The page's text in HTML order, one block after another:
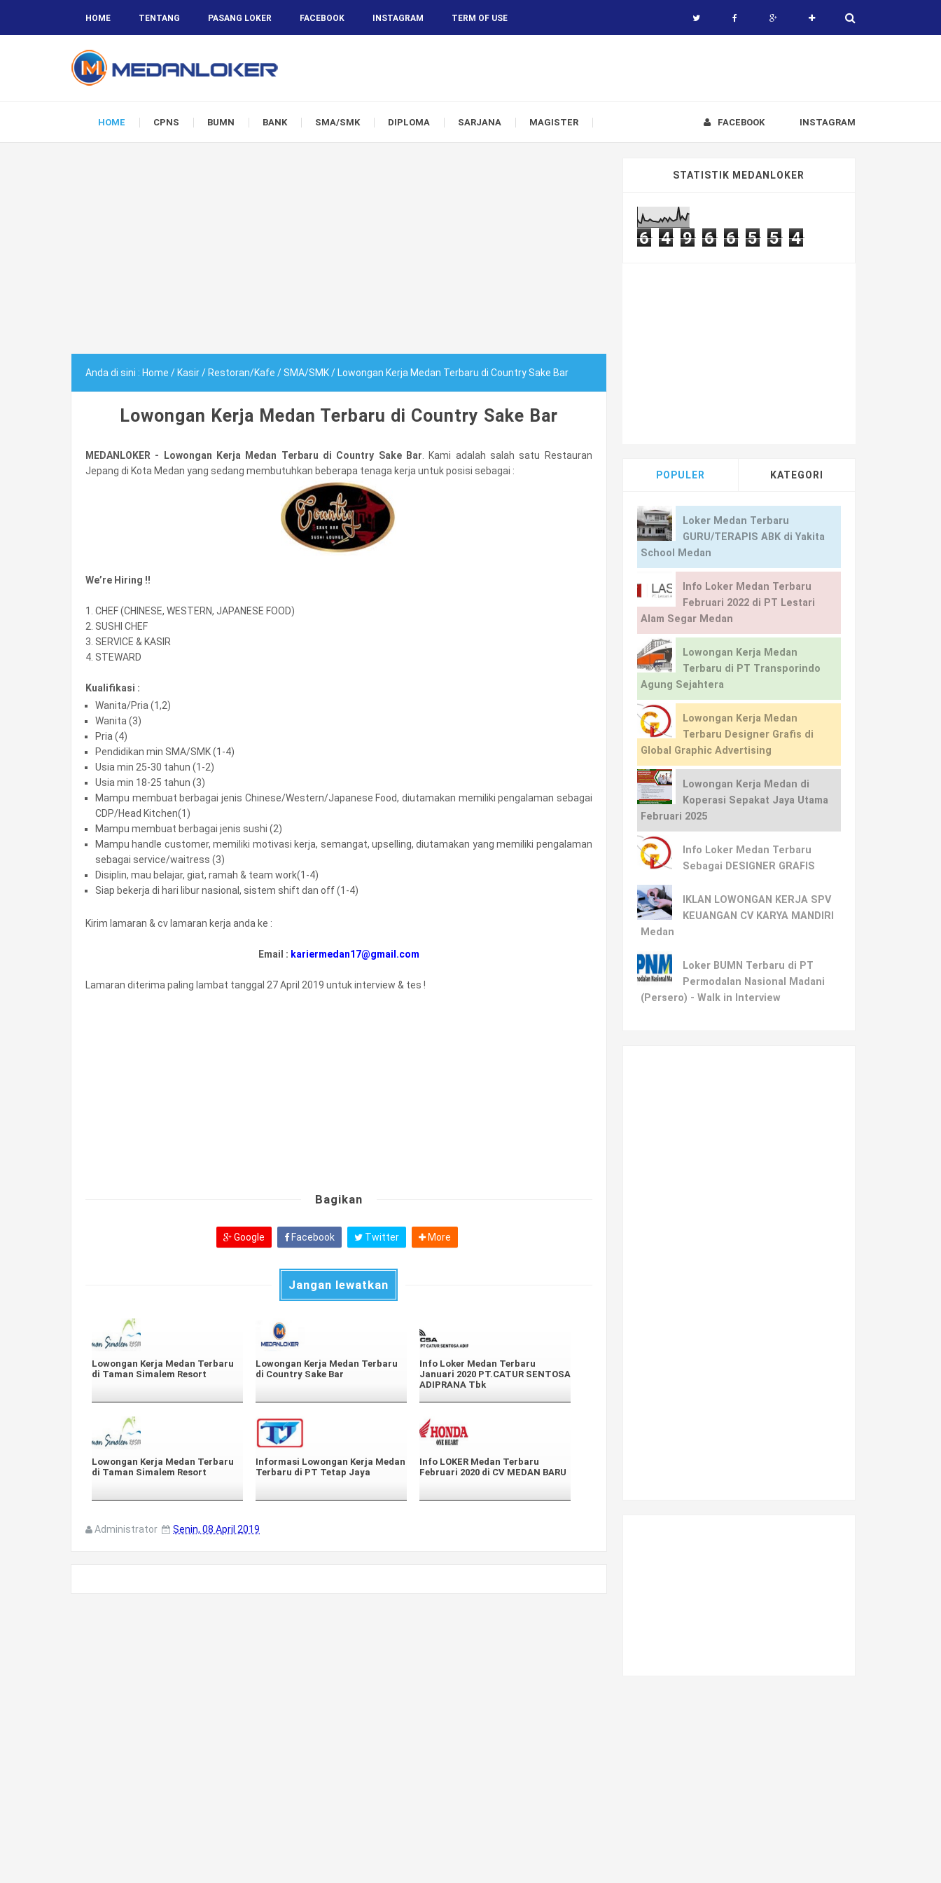
HOME TENTANG PASANG LOKER FACEBOOK INSTAGRAM TERM OF USE
HOME CPNS BUMN BANK SMA/SMK DIPLOMA SARJANA MAGISTER INSTAGRAM
FACEBOOK
Anda di sini : Home / Kasir/ Restoran/Kafe /SMA/SMK/ Lowongan Kerja Medan Terbaru di Country Sake Bar
Lowongan Kerja Medan Terbaru di Country Sake Bar
MEDANLOKER - Lowongan Kerja Medan Terbaru di Country Sake Bar . Kami adalah salah satu Restauran
Jepang di Kota Medan yang sedang membutuhkan beberapa tenaga kerja untuk posisi sebagai :
We’re Hiring !!
1. CHEF (CHINESE, WESTERN, JAPANESE FOOD)
2. SUSHI CHEF
3. SERVICE & KASIR
4. STEWARD
Kualifikasi :
Wanita/Pria (1,2)
Wanita (3)
Pria (4)
Pendidikan min SMA/SMK (1-4)
Usia min 25-30 tahun (1-2)
Usia min 18-25 tahun (3)
Mampu membuat berbagai jenis Chinese/Western/Japanese Food, diutamakan memiliki pengalaman sebagai
CDP/Head Kitchen(1)
Mampu membuat berbagai jenis sushi (2)
Mampu handle customer, memiliki motivasi kerja, semangat, upselling, diutamakan yang memiliki pengalaman
sebagai service/waitress (3)
Disiplin, mau belajar, giat, ramah & team work(1-4)
Siap bekerja di hari libur nasional, sistem shift dan off (1-4)
Kirim lamaran & cv lamaran kerja anda ke :
Email : kariermedan17@gmail.com
Lamaran diterima paling lambat tanggal 27 April 2019 untuk interview & tes !
Bagikan
Google Facebook Twitter More
Jangan lewatkan
Lowongan Kerja Medan Terbaru
di Taman Simalem Resort
Lowongan Kerja Medan Terbaru
di Country Sake Bar
Info Loker Medan Terbaru
Januari 2020 PT.CATUR SENTOSA
ADIPRANA Tbk
Lowongan Kerja Medan Terbaru
di Taman Simalem Resort
Informasi Lowongan Kerja Medan
Terbaru di PT Tetap Jaya
Info LOKER Medan Terbaru
Februari 2020 di CV MEDAN BARU
Administrator Senin, 08 April 2019
STATISTIK MEDANLOKER
6 4 9 6 6 5 5 4
POPULER KATEGORI
Loker Medan Terbaru
GURU/TERAPIS ABK di Yakita
School Medan
Info Loker Medan Terbaru
Februari 2022 di PT Lestari
Alam Segar Medan
Lowongan Kerja Medan
Terbaru di PT Transporindo
Agung Sejahtera
Lowongan Kerja Medan
Terbaru Designer Grafis di
Global Graphic Advertising
Lowongan Kerja Medan di
Koperasi Sepakat Jaya Utama
Februari 2025
Info Loker Medan Terbaru
Sebagai DESIGNER GRAFIS
IKLAN LOWONGAN KERJA SPV
KEUANGAN CV KARYA MANDIRI
Medan
Loker BUMN Terbaru di PT
Permodalan Nasional Madani
(Persero) - Walk in Interview